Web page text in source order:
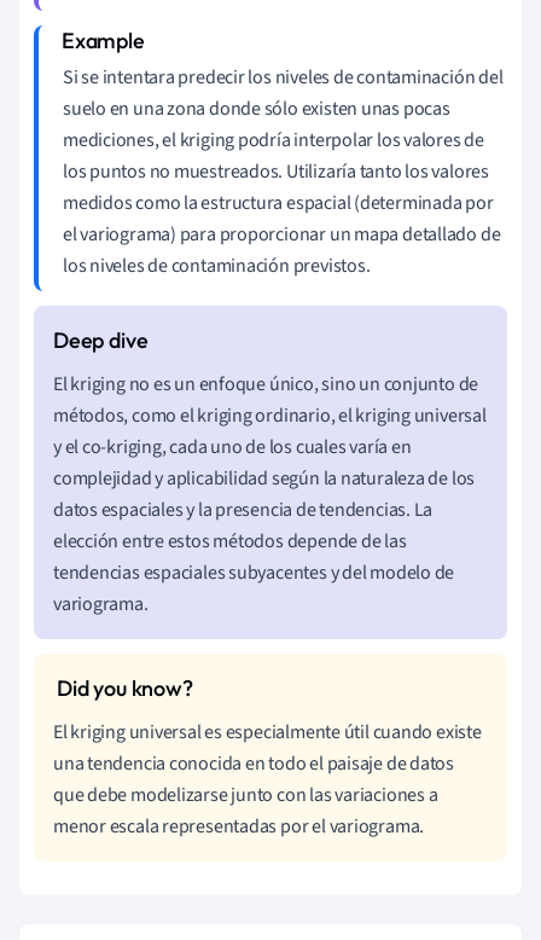
Si se intentara predecir los niveles de contaminación del
suelo en una zona donde sólo existen unas pocas
mediciones, el kriging podría interpolar los valores de
los puntos no muestreados. Utilizaría tanto los valores
medidos como la estructura espacial (determinada por
el variograma) para proporcionar un mapa detallado de
los niveles de contaminación previstos.
El kriging no es un enfoque único, sino un conjunto de
métodos, como el kriging ordinario, el kriging universal
y el co-kriging, cada uno de los cuales varía en
complejidad y aplicabilidad según la naturaleza de los
datos espaciales y la presencia de tendencias. La
elección entre estos métodos depende de las
tendencias espaciales subyacentes y del modelo de
variograma.
El kriging universal es especialmente útil cuando existe
una tendencia conocida en todo el paisaje de datos
que debe modelizarse junto con las variaciones a
menor escala representadas por el variograma.